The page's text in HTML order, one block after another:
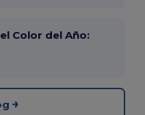
Color del Año: